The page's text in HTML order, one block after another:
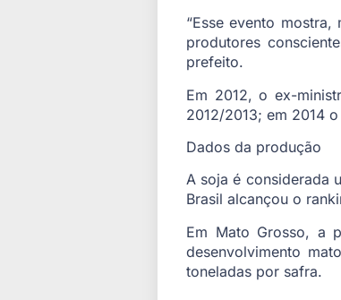
“Esse evento
produtores
prefeito.
Em 2012, o ex-
2012/2013; em 2014
Dados da produção
A soja é considerada
Brasil alcançou o
Em Mato Grosso, a
desenvolvimento
toneladas por safra.